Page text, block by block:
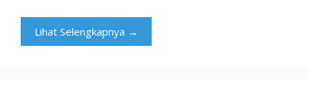
Lihat Selengkapnya →